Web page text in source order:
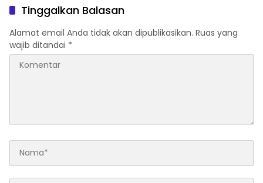
Tinggalkan Balasan
Alamat email Anda tidak akan dipublikasikan. Ruas yang
wajib ditandai *